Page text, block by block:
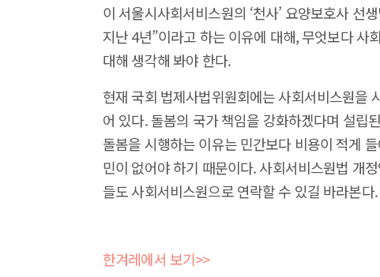
이 서울시사회서비스원의 ‘천사’ 요양보호사 선
지난 4년”이라고 하는 이유에 대해, 무엇보다 사
대해 생각해 봐야 한다.
현재 국회 법제사법위원회에는 사회서비스원을
어 있다. 돌봄의 국가 책임을 강화하겠다며 설립
돌봄을 시행하는 이유는 민간보다 비용이 적게
민이 없어야 하기 때문이다. 사회서비스원법 개
들도 사회서비스원으로 연락할 수 있길 바라본다.
한겨레에서 보기>>